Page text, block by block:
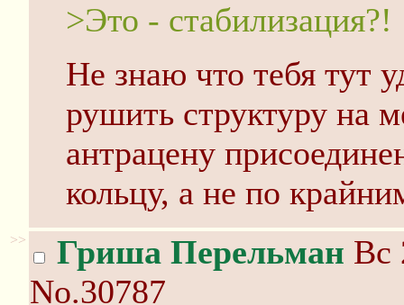
>Это - стабилизация?!
Не знаю что тебя тут
рушить структуру на
антрацену
кольцу, а не по
>> Гриша Перельман Вс
No.30787